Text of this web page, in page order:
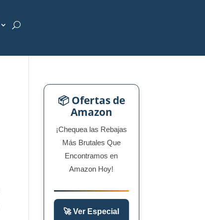
📦 Ofertas de
Amazon
¡Chequea las Rebajas
Más Brutales Que
Encontramos en
Amazon Hoy!
🚀 Ver Especial